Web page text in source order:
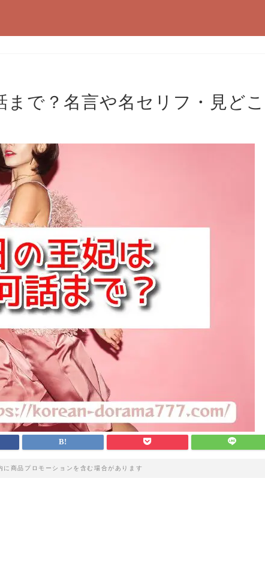
まで？名言や名セリフ・見どこ
に商品プロモーションを含む場合があります